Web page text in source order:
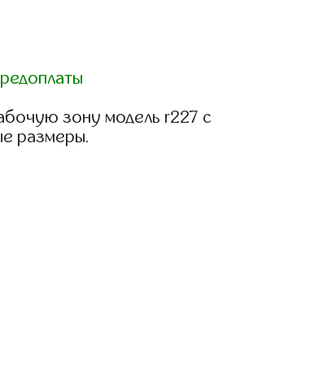
зону модель r227 с
размеры.